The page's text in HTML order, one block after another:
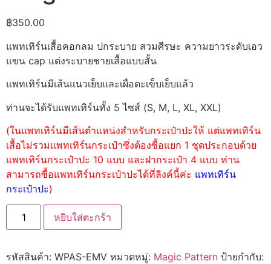
฿350.00
แพทเทิร์นเสื้อคอกลม ปกระบาย สวมศีรษะ ความยาวระดับเอว
แขน cap แต่งระบายชายเสื้อแบบสั้น
แพทเทิร์นมีเส้นแนวเย็บและเผื่อตะเข็บเย็บแล้ว
ท่านจะได้รับแพทเทิร์นทั้ง 5 ไซส์ (S, M, L, XL, XXL)
(ในแพทเทิร์นมีเส้นตำแหน่งสำหรับกระเป๋าปะให้ แต่แพทเทิร์น
เสื้อไม่รวมแพทเทิร์นกระเป๋าซึ่งต้องซื้อแยก 1 ชุดประกอบด้วย
แพทเทิร์นกระเป๋าปะ 10 แบบ และฝากระเป๋า 4 แบบ ท่าน
สามารถซื้อแพทเทิร์นกระเป๋าปะได้ที่ลิงค์นี้ค่ะ แพทเทิร์น
กระเป๋าปะ)
หยิบใส่ตะกร้า
รหัสสินค้า: WPAS-EMV หมวดหมู่: Magic Pattern ป้ายกำกับ: